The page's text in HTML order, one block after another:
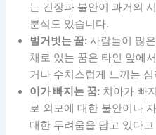
는 긴장과 불안이 과거의
분석도 있습니다.
벌거벗는 꿈: 사람들이 많
채로 있는 꿈은 타인 앞에
거나 수치스럽게 느끼는
이가 빠지는 꿈: 치아가 빠
로 외모에 대한 불안이나
대한 두려움을 담고 있다